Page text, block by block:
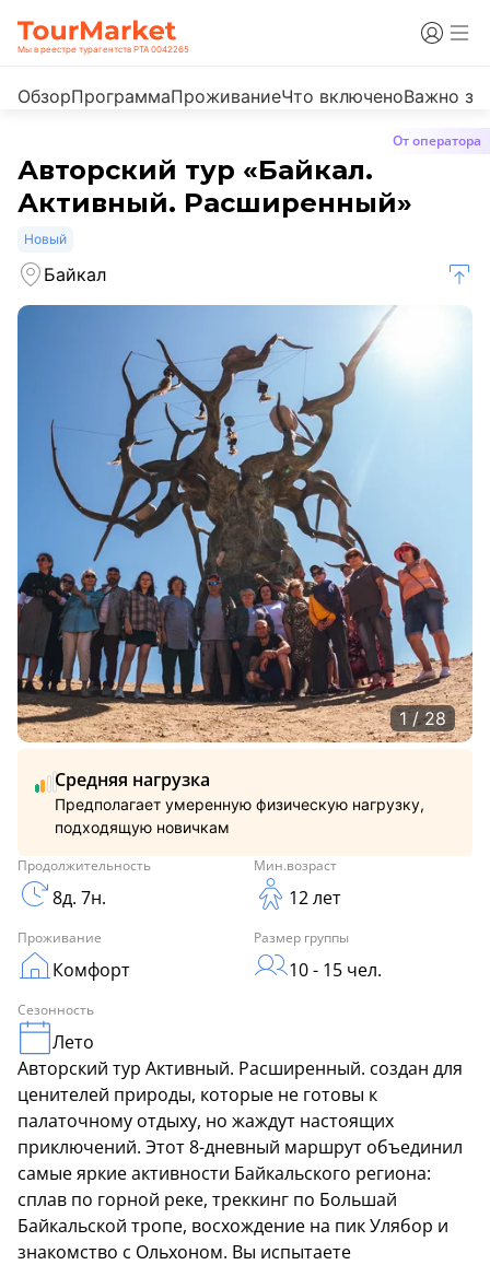
Мы в реестре турагентств РТА 0042265
ОбзорПрограммаПроживаниеЧто включеноВажно
От оператора
Авторский тур «Байкал.
Активный. Расширенный»
Новый
Байкал
1 / 28
Продолжительность
8д. 7н.
Мин.возраст
12 лет
Проживание
Комфорт
Размер группы
10 - 15 чел.
Сезонность
Лето
Средняя нагрузка
Предполагает умеренную физическую нагрузку,
подходящую новичкам
Авторский тур Активный. Расширенный. создан для
ценителей природы, которые не готовы к
палаточному отдыху, но жаждут настоящих
приключений. Этот 8-дневный маршрут объединил
самые яркие активности Байкальского региона:
сплав по горной реке, треккинг по Большай
Байкальской тропе, восхождение на пик Улябор и
знакомство с Ольхоном. Вы испытаете